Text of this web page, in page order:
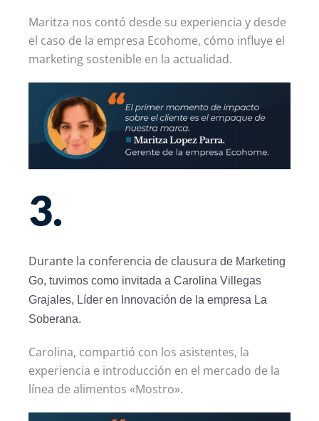
Maritza nos contó desde su experiencia y desde
el caso de la empresa Ecohome, cómo influye el
marketing sostenible en la actualidad.
3.
Durante la conferencia de clausura de Marketing
Go, tuvimos como invitada a Carolina Villegas
Grajales, Líder en Innovación de la empresa La
Soberana.
Carolina, compartió con los asistentes, la
experiencia e introducción en el mercado de la
línea de alimentos «Mostro».